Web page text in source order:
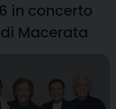
in concerto
Macerata